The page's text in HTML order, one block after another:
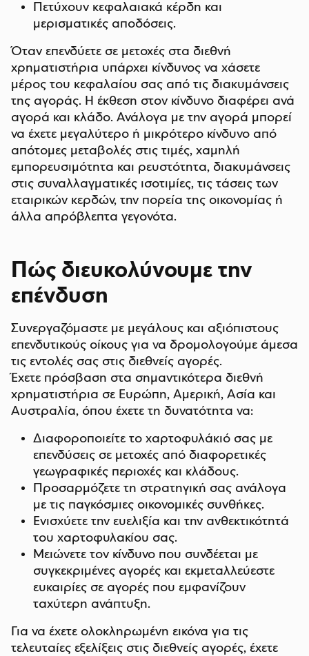
Πετύχουν κεφαλαιακά κέρδη και
μερισματικές αποδόσεις.
Όταν επενδύετε σε μετοχές στα διεθνή
χρηματιστήρια υπάρχει κίνδυνος να χάσετε
μέρος του κεφαλαίου σας από τις διακυμάνσεις
της αγοράς. Η έκθεση στον κίνδυνο διαφέρει ανά
αγορά και κλάδο. Ανάλογα με την αγορά μπορεί
να έχετε μεγαλύτερο ή μικρότερο κίνδυνο από
απότομες μεταβολές στις τιμές, χαμηλή
εμπορευσιμότητα και ρευστότητα, διακυμάνσεις
στις συναλλαγματικές ισοτιμίες, τις τάσεις των
εταιρικών κερδών, την πορεία της οικονομίας ή
άλλα απρόβλεπτα γεγονότα.
Πώς διευκολύνουμε την
επένδυση
Συνεργαζόμαστε με μεγάλους και αξιόπιστους
επενδυτικούς οίκους για να δρομολογούμε άμεσα
τις εντολές σας στις διεθνείς αγορές.
Έχετε πρόσβαση στα σημαντικότερα διεθνή
χρηματιστήρια σε Ευρώπη, Αμερική, Ασία και
Αυστραλία, όπου έχετε τη δυνατότητα να:
Διαφοροποιείτε το χαρτοφυλάκιό σας με
επενδύσεις σε μετοχές από διαφορετικές
γεωγραφικές περιοχές και κλάδους.
Προσαρμόζετε τη στρατηγική σας ανάλογα
με τις παγκόσμιες οικονομικές συνθήκες.
Ενισχύετε την ευελιξία και την ανθεκτικότητά
του χαρτοφυλακίου σας.
Μειώνετε τον κίνδυνο που συνδέεται με
συγκεκριμένες αγορές και εκμεταλλεύεστε
ευκαιρίες σε αγορές που εμφανίζουν
ταχύτερη ανάπτυξη.
Για να έχετε ολοκληρωμένη εικόνα για τις
τελευταίες εξελίξεις στις διεθνείς αγορές, έχετε